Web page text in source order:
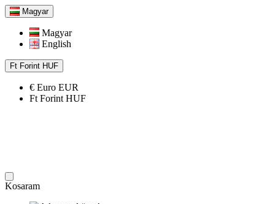
Magyar
Magyar
English
Ft Forint HUF
€ Euro EUR
Ft Forint HUF
Kosaram